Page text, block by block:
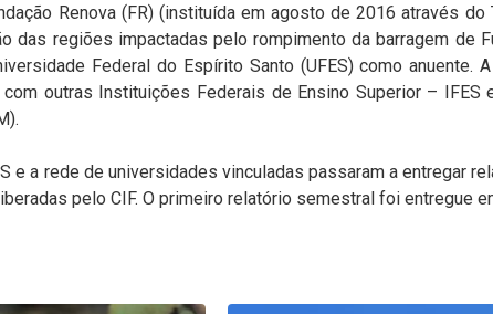
Renova (FR) (instituída em agosto de 2016 através
das regiões impactadas pelo rompimento da barragem de
Federal do Espírito Santo (UFES) como anuente.
outras Instituições Federais de Ensino Superior –
e a rede de universidades vinculadas passaram a entregar
pelo CIF. O primeiro relatório semestral foi entregue